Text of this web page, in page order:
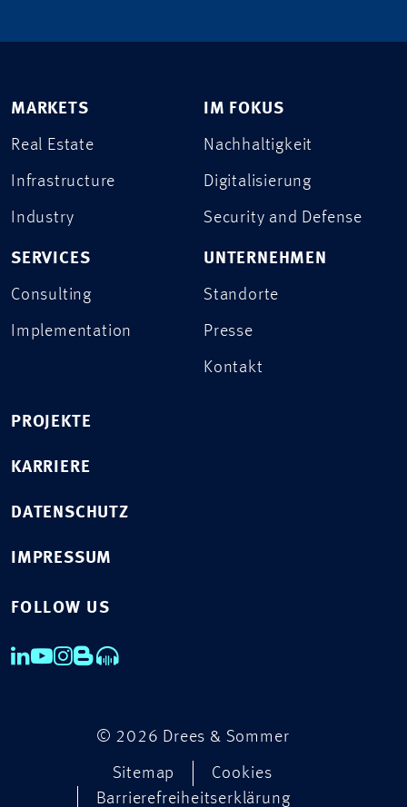
MARKETS
Real Estate
Infrastructure
Industry
SERVICES
Consulting
Implementation
IM FOKUS
Nachhaltigkeit
Digitalisierung
Security and Defense
UNTERNEHMEN
Standorte
Presse
Kontakt
PROJEKTE
KARRIERE
DATENSCHUTZ
IMPRESSUM
FOLLOW US
© 2026 Drees & Sommer
Sitemap
Cookies
Barrierefreiheitserklärung